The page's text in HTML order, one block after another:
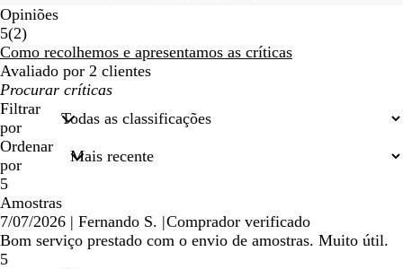
Opiniões
5(22
críticas
)
Como recolhemos e apresentamos as críticas
Avaliado por 2 clientes
As
minhas
entradas
de
pesquisa
Filtrar
por
Ordenar
por
5
Amostras
7/07/2026 | Fernando S. |Comprador verificado
Bom serviço prestado com o envio de amostras. Muito útil.
5